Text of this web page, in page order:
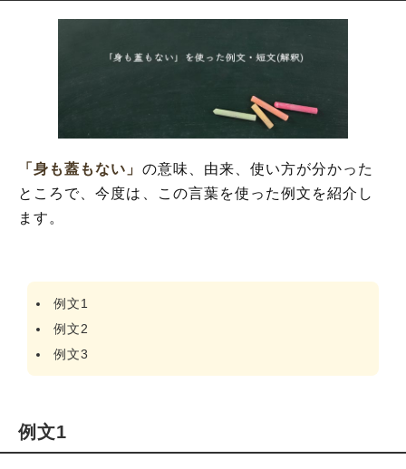
「身も蓋もない」 の意味、由来、使い方が分かった
ところで、今度は、この言葉を使った例文を紹介し
ます。
例文1
例文2
例文3
例文1